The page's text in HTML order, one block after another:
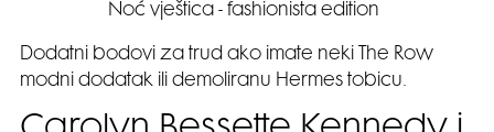
Noć vještica - fashionista edition
Dodatni bodovi za trud ako imate neki The Row
modni dodatak ili demoliranu Hermes tobicu.